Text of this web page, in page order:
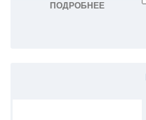
ПОДРОБНЕЕ